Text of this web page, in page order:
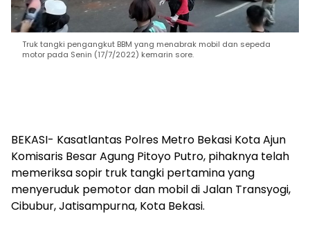
Truk tangki pengangkut BBM yang menabrak mobil dan sepeda
motor pada Senin (17/7/2022) kemarin sore.
BEKASI- Kasatlantas Polres Metro Bekasi Kota Ajun
Komisaris Besar Agung Pitoyo Putro, pihaknya telah
memeriksa sopir truk tangki pertamina yang
menyeruduk pemotor dan mobil di Jalan Transyogi,
Cibubur, Jatisampurna, Kota Bekasi.